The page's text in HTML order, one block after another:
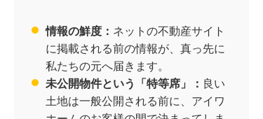
情報の鮮度： ネットの不動産サイト
に掲載される前の情報が、真っ先に
私たちの元へ届きます。
未公開物件という「特等席」： 良い
土地は一般公開される前に、アイワ